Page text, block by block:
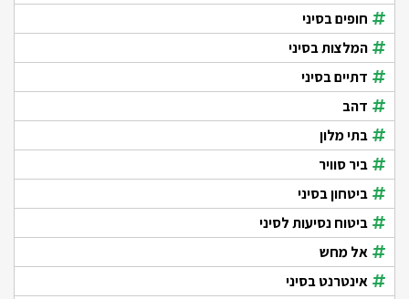
חופים בסיני
המלצות בסיני
דתיים בסיני
דהב
בתי מלון
ביר סוויר
ביטחון בסיני
ביטוח נסיעות לסיני
אל מחש
אינטרנט בסיני